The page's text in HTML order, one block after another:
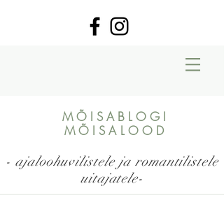
MÕISABLOGI
MÕISALOOD
- ajaloohuvilistele ja romantilistele
uitajatele-